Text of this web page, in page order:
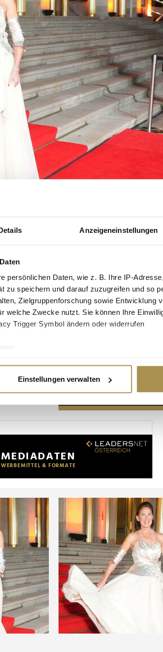
Anzeigeneinstellungen
persönlichen Daten, wie z. B. Ihre IP-
zu speichern und darauf zuzugreifen und so
Zielgruppenforschung sowie Entwicklung
welche Zwecke nutzt. Sie können Ihre
Trigger Symbol ändern oder widerrufen
Daten verarbeitet werden, und legen Sie
zu personalisieren, Funktionen für
Werbung und Analysen weiter. Unsere
die Sie ihnen bereitgestellt haben oder die
Einstellungen verwalten
Advertisement